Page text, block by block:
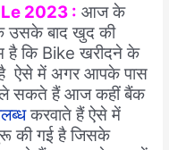
2023 : आज के
उसके बाद खुद की
है कि Bike खरीदने के
है ऐसे में अगर आपके पास
ले सकते हैं आज कहीं बैंक
करवाते हैं ऐसे में
की गई है जिसके